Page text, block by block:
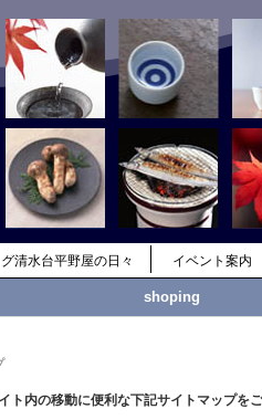
清水台平野屋の日々 イベント案内
shoping
ト内の移動に便利な下記サイトマップを